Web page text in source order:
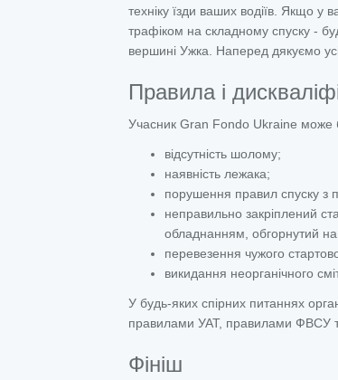
техніку їзди ваших водіїв. Якщо у
трафіком на складному спуску -
вершині Ужка. Наперед дякуємо
Правила і
Учасник Gran Fondo Ukraine може
відсутність шолому;
наявність лежака;
порушення правил спуску з
неправильно закріплений
обладнанням, обгорнутий
перевезення чужого
викидання неорганічного
У будь-яких спірних питаннях
правилами УАТ, правилами ФВСУ
Фініш